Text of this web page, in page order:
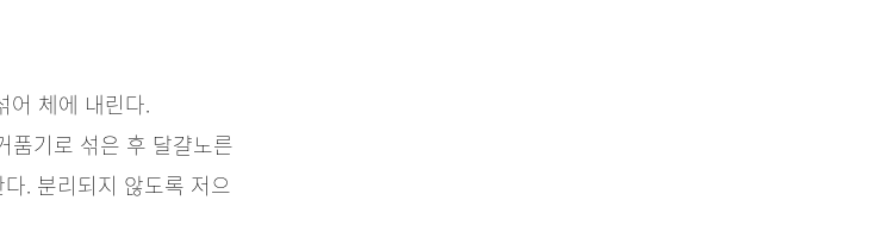
어 체에 내린다.
품기로 섞은 후 달걀노른
. 분리되지 않도록 저으